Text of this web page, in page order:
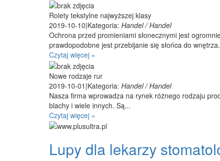
Rolety tekstylne najwyższej klasy
2019-10-10|Kategoria: Handel / Handel
Ochrona przed promieniami słonecznymi jest
prawdopodobne jest przebijanie się słońca do
Czytaj więcej »
Nowe rodzaje rur
2019-10-01 |Kategoria: Handel / Handel
Nasza firma wprowadza na rynek różnego rodzaju
blachy i wiele innych. Są...
Czytaj więcej »
Lupy dla lekarzy